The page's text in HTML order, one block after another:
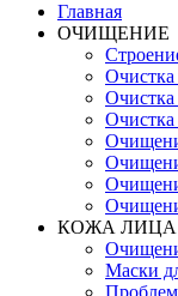
Главная
ОЧИЩЕНИЕ
Очистка
Очистка
КОЖА ЛИЦА
Маски